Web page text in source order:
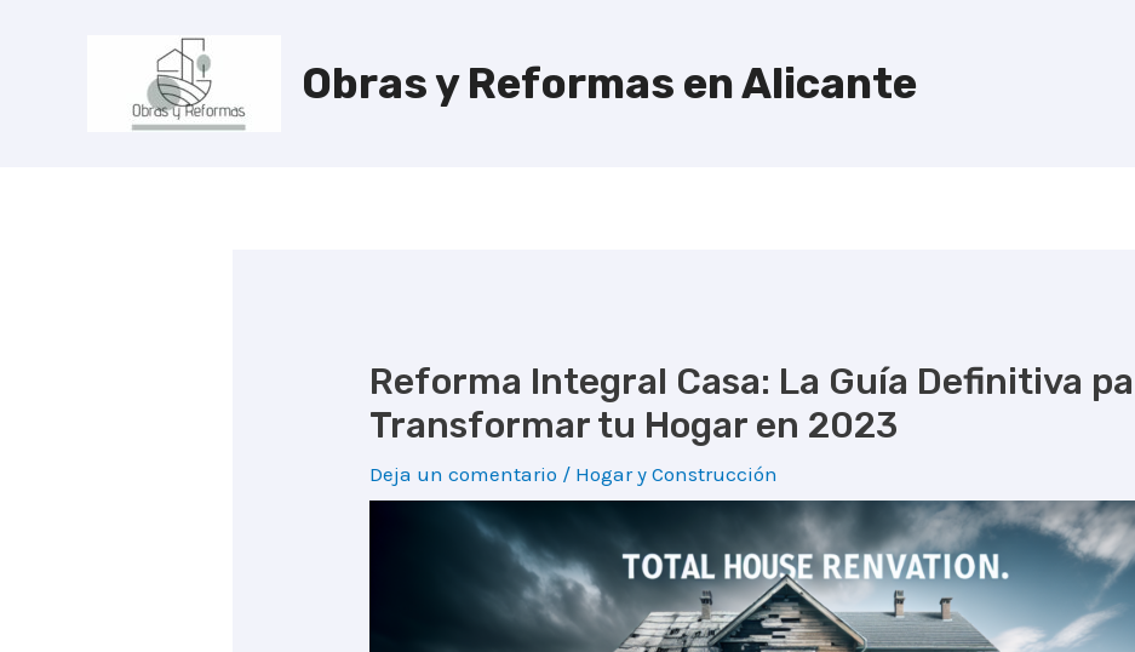
Obras y Reformas en Alicante
Reforma Integral Casa: La Guía Definitiva
Transformar tu Hogar en 2023
Deja un comentario / Hogar y Construcción